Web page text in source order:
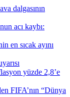
dalgasının
acı kaybı:
en sıcak ayını
yüzde 2,8’e
FIFA’nın “Dünya